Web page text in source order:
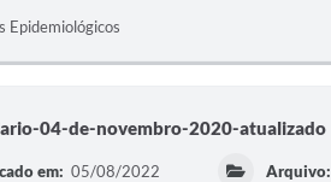
Epidemiológicos
04-de-novembro-2020-atualizado
em: 05/08/2022 Arquivo: